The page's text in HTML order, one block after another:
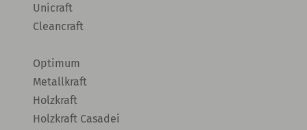
Unicraft
Cleancraft
Optimum
Metallkraft
Holzkraft
Holzkraft Casadei